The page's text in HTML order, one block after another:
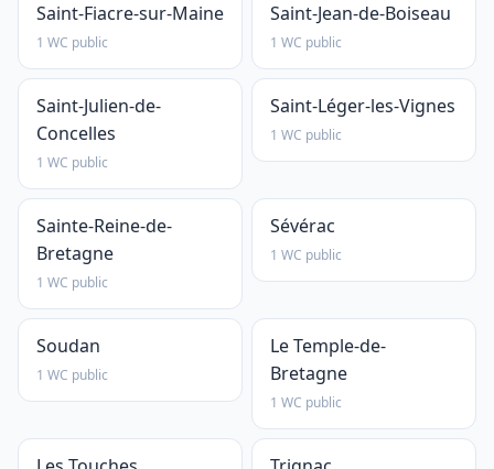
Saint-Fiacre-sur-Maine
1 WC public
Saint-Jean-de-Boiseau
1 WC public
Saint-Julien-de-
Concelles
1 WC public
Saint-Léger-les-Vignes
1 WC public
Sainte-Reine-de-
Bretagne
1 WC public
Sévérac
1 WC public
Soudan
1 WC public
Le Temple-de-
Bretagne
1 WC public